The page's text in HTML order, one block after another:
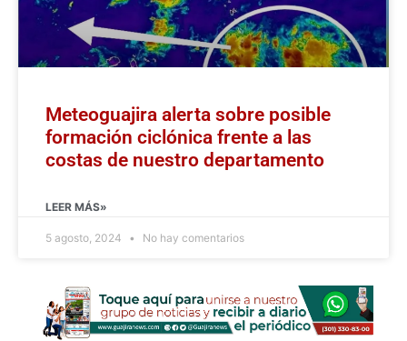
Meteoguajira alerta sobre posible
formación ciclónica frente a las
costas de nuestro departamento
LEER MÁS»
5 agosto, 2024 No hay comentarios